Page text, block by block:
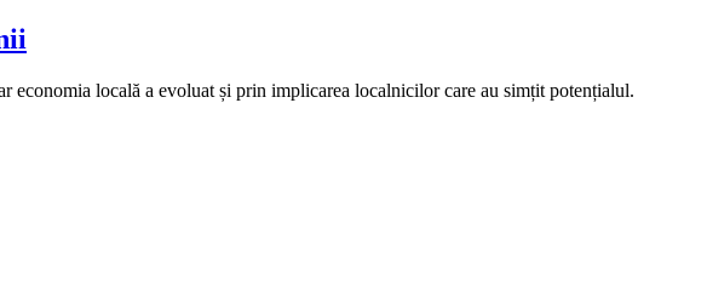
economia locală a evoluat și prin implicarea localnicilor care au simțit potențialul.